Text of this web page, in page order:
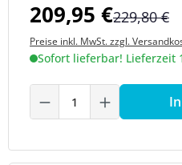
209,95 €229,80 €
Preise inkl. MwSt. zzgl.
Sofort lieferbar! Lieferzeit
Produkt Anzahl: